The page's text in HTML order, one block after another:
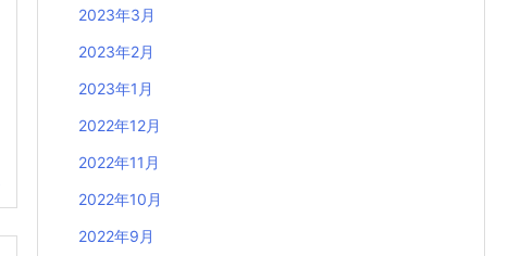
2023年3月
2023年2月
2023年1月
2022年12月
2022年11月
2022年10月
2022年9月